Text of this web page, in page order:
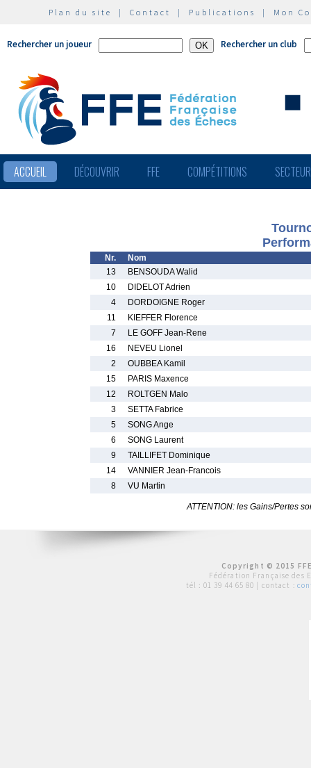
Plan du site | Contact | Publications | Mon
Rechercher un joueur Rechercher un club
ACCUEIL DÉCOUVRIR FFE COMPÉTITIONS
Nr.
Nom
13
BENSOUDA Walid
10
DIDELOT Adrien
4
DORDOIGNE Roger
11
KIEFFER Florence
7
LE GOFF Jean-Rene
16
NEVEU Lionel
2
OUBBEA Kamil
15
PARIS Maxence
12
ROLTGEN Malo
3
SETTA Fabrice
5
SONG Ange
6
SONG Laurent
9
TAILLIFET Dominique
14
VANNIER Jean-Francois
8
VU Martin
ATTENTION: les Gains/Pertes
Copyright © 2015
Fédération Française des
tél : 01 39 44 65 80 | contact :